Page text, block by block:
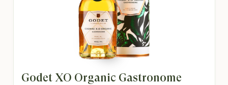
Godet XO Organic Gastronome